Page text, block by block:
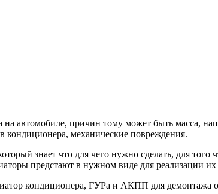
автомобиле, причин тому может быть масса,
кондиционера, механические повреждения.
знает что для чего нужно сделать, для
предстают в нужном виде для реализации
кондиционера, ГУРа и АКПП для демонтажа